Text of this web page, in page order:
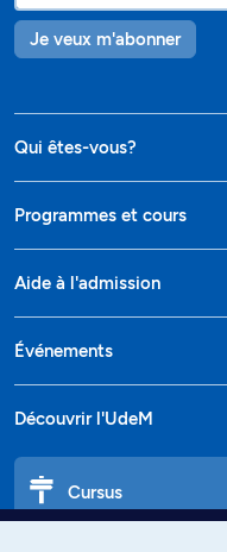
Je veux m'abonner
Qui êtes-vous?
Programmes et cours
Aide à l'admission
Événements
Découvrir l'UdeM
Cursus